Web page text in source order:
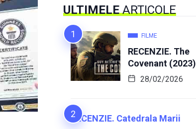
ULTIMELEARTICOLE
FILME
RECENZIE. The
Covenant (2023)
28/02/2026
RECENZIE. Catedrala Marii